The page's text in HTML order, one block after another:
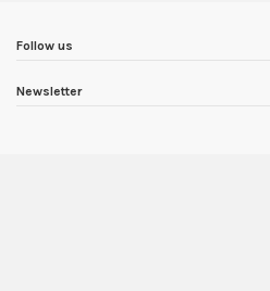
Follow us
Newsletter